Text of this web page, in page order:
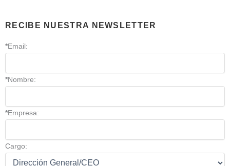
RECIBE NUESTRA NEWSLETTER
*Email:
*Nombre:
*Empresa:
Cargo: